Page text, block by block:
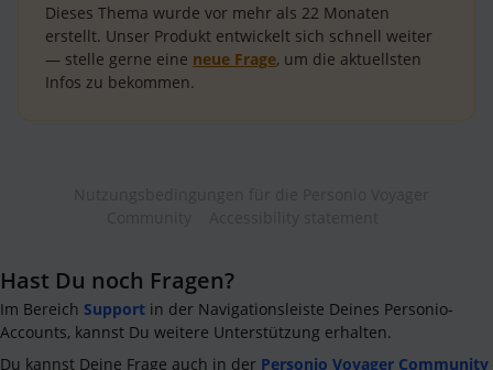
Dieses Thema wurde vor mehr als 22 Monaten
erstellt. Unser Produkt entwickelt sich schnell weiter
— stelle gerne eine neue Frage, um die aktuellsten
Infos zu bekommen.
Hast Du noch Fragen?
Im Bereich Support in der Navigationsleiste Deines Personio-
Accounts, kannst Du weitere Unterstützung erhalten.
Du kannst Deine Frage auch in der Personio Voyager Community